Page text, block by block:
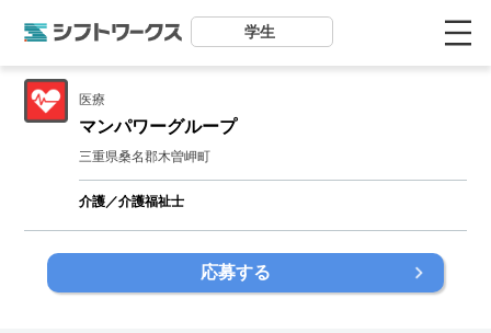
学生
医療
マンパワーグループ
三重県桑名郡木曽岬町
介護／介護福祉士
応募する